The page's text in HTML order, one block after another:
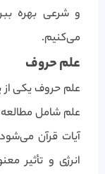
و شرعی بهره
می‌کنیم.
علم حروف
علم حروف یکی از
علم شامل مطالعه
آیات قرآن
انرژی و تأثیر